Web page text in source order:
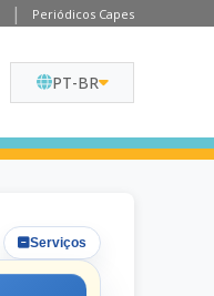
Periódicos Capes
PT-BR
Serviços